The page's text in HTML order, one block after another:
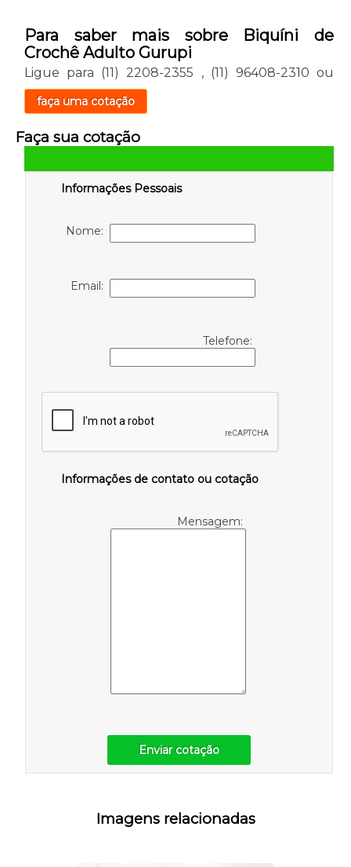
Para saber mais sobre Biquíni de
Crochê Adulto Gurupi
Ligue para (11) 2208-2355 , (11) 96408-2310 ou
faça uma cotação
Faça sua cotação
Informações Pessoais
Nome:
Email:
Telefone:
Informações de contato ou cotação
Mensagem:
Enviar cotação
Imagens relacionadas